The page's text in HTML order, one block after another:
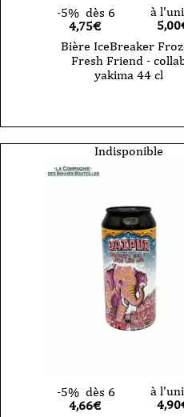
-5% dès 6
4,75€
à
5,00
Bière IceBreaker
Fresh Friend -
yakima 44 cl
Indisponible
-5% dès 6
4,66€
à
4,90